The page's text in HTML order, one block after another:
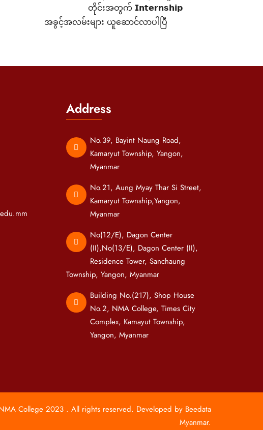
တိုင်းအတွက် 𝗜𝗻𝘁𝗲𝗿𝗻𝘀𝗵𝗶𝗽
အခွင့်အလမ်းများ ယူဆောင်လာပါပြီ
Address
No.39, Bayint Naung Road,
Kamaryut Township, Yangon,
Myanmar
No.21, Aung Myay Thar Si Street,
Kamaryut Township,Yangon,
Myanmar
No(12/E), Dagon Center
(II),No(13/E), Dagon Center (II),
Residence Tower, Sanchaung
Township, Yangon, Myanmar
Building No.(217), Shop House
No.2, NMA College, Times City
Complex, Kamayut Township,
Yangon, Myanmar
College 2023 . All rights reserved. Developed by Beedata
Myanmar.